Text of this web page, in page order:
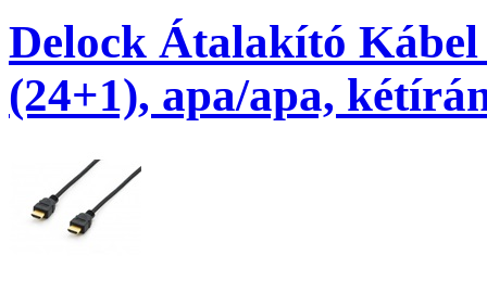
Delock Átalakító
(24+1), apa/apa,